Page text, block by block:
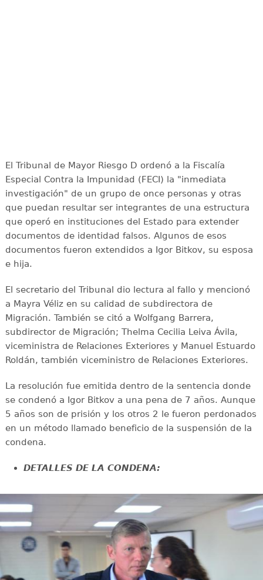
El Tribunal de Mayor Riesgo D ordenó a la Fiscalía
Especial Contra la Impunidad (FECI) la "inmediata
investigación" de un grupo de once personas y otras
que puedan resultar ser integrantes de una estructura
que operó en instituciones del Estado para extender
documentos de identidad falsos. Algunos de esos
documentos fueron extendidos a Igor Bitkov, su esposa
e hija.
El secretario del Tribunal dio lectura al fallo y mencionó
a Mayra Véliz en su calidad de subdirectora de
Migración. También se citó a Wolfgang Barrera,
subdirector de Migración; Thelma Cecilia Leiva Ávila,
viceministra de Relaciones Exteriores y Manuel Estuardo
Roldán, también viceministro de Relaciones Exteriores.
La resolución fue emitida dentro de la sentencia donde
se condenó a Igor Bitkov a una pena de 7 años. Aunque
5 años son de prisión y los otros 2 le fueron perdonados
en un método llamado beneficio de la suspensión de la
condena.
DETALLES DE LA CONDENA: